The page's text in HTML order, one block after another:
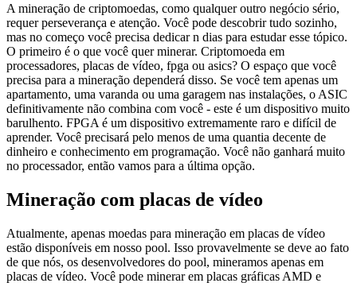
A mineração de criptomoedas, como qualquer outro negócio sério,
requer perseverança e atenção. Você pode descobrir tudo sozinho,
mas no começo você precisa dedicar n dias para estudar esse tópico.
O primeiro é o que você quer minerar. Criptomoeda em
processadores, placas de vídeo, fpga ou asics? O espaço que você
precisa para a mineração dependerá disso. Se você tem apenas um
apartamento, uma varanda ou uma garagem nas instalações, o ASIC
definitivamente não combina com você - este é um dispositivo muito
barulhento. FPGA é um dispositivo extremamente raro e difícil de
aprender. Você precisará pelo menos de uma quantia decente de
dinheiro e conhecimento em programação. Você não ganhará muito
no processador, então vamos para a última opção.
Mineração com placas de vídeo
Atualmente, apenas moedas para mineração em placas de vídeo
estão disponíveis em nosso pool. Isso provavelmente se deve ao fato
de que nós, os desenvolvedores do pool, mineramos apenas em
placas de vídeo. Você pode minerar em placas gráficas AMD e